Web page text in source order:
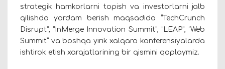
strategik hamkorlarni topish va investorlarni jalb
qilishda yordam berish maqsadida “TechCrunch
Disrupt”, “InMerge Innovation Summit”, “LEAP”, “Web
Summit” va boshqa yirik xalqaro konferensiyalarda
ishtirok etish xarajatlarining bir qismini qoplaymiz.